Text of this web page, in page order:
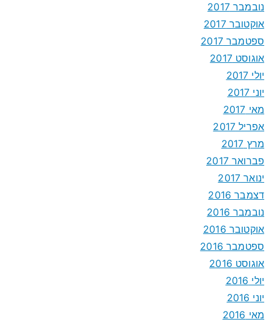
נובמבר 2017
אוקטובר 2017
ספטמבר 2017
אוגוסט 2017
יולי 2017
יוני 2017
מאי 2017
אפריל 2017
מרץ 2017
פברואר 2017
ינואר 2017
דצמבר 2016
נובמבר 2016
אוקטובר 2016
ספטמבר 2016
אוגוסט 2016
יולי 2016
יוני 2016
מאי 2016